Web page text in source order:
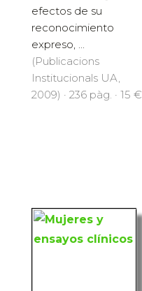
efectos de su
reconocimiento
expreso, ...
(Publicacions
Institucionals UA,
2009) · 236 pàg. · 15 €